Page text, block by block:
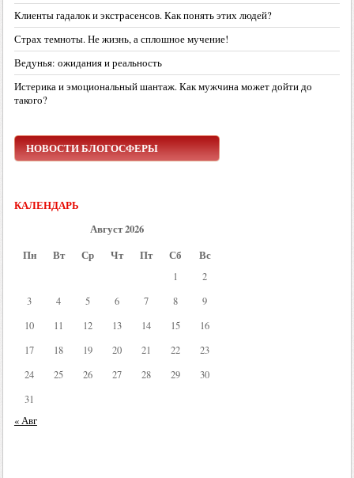
Клиенты гадалок и экстрасенсов. Как понять этих людей?
Страх темноты. Не жизнь, а сплошное мучение!
Ведунья: ожидания и реальность
Истерика и эмоциональный шантаж. Как мужчина может дойти до
такого?
НОВОСТИ БЛОГОСФЕРЫ
КАЛЕНДАРЬ
Август 2026
Пн
Вт Ср Чт Пт Сб Вс
1
2
3
4 5 6 7 8
9
10
11 12 13 14 15
16
17
18 19 20 21 22
23
24
25 26 27 28 29
30
31
« Авг